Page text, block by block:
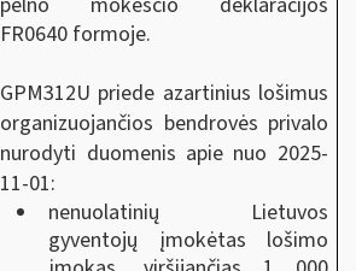
FR0640 formoje.
GPM312U priede azartinius lošimus
organizuojančios bendrovės privalo
nurodyti duomenis apie nuo 2025-
11-01:
nenuolatinių Lietuvos
gyventojų įmokėtas lošimo